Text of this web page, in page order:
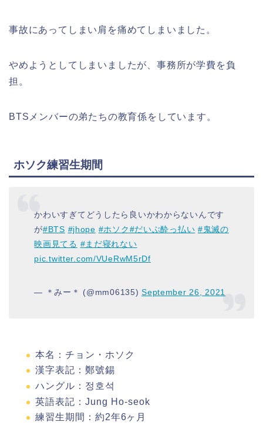
事故にあってしまい肩を痛めてしまいました。
やめようとしてしまいましたが、事務所が学費を負
担。
BTSメンバーの弟たちの教育係をしています。
ホソク練習生期間
かわいすぎてどうしたら良いかわからないんです
が#BTS #jhope #ホソク#だいぶ酔っ払い #鬼滅の
映画見てる #まだ寝れない
pic.twitter.com/VUeRwM5rDf
— ＊みー＊ (@mm06135)September 26, 2021
本名：チョン・ホソク
漢字表記：鄭號錫
ハングル：정호석
英語表記：Jung Ho-seok
練習生期間：約2年6ヶ月